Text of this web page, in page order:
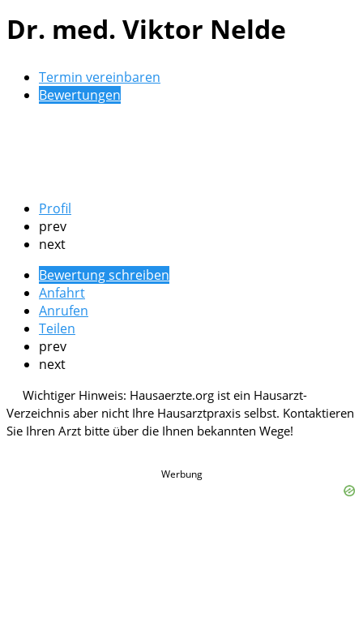
Dr. med. Viktor Nelde
Termin vereinbaren
Bewertungen
Profil
prev
next
Bewertung schreiben
Anfahrt
Anrufen
Teilen
prev
next
Werbung